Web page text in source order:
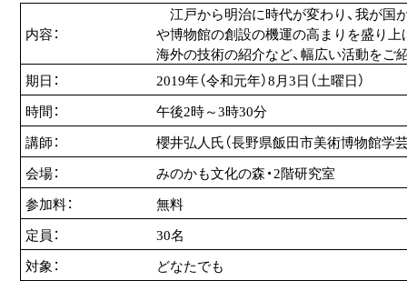
内容：
江戸から明治に時代が変わり、我が国
や博物館の創設の機運の高まりを盛り
海外の技術の紹介など、幅広い活動をご
期日：
2019年（令和元年）8月3日（土曜日）
時間：
午後2時～3時30分
講師：
櫻井弘人氏（長野県飯田市美術博物館学
会場：
みのかも文化の森・2階研究室
参加料：
無料
定員：
30名
対象：
どなたでも